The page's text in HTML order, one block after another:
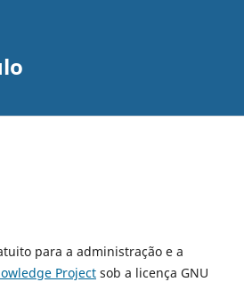
para a administração e a
Project sob a licença GNU